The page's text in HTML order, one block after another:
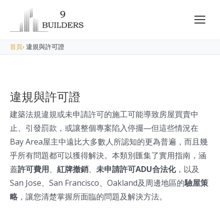
首頁› 違規與許可證
違規與許可證
建築法規違規或未申請許可的施工可能導致房屋買賣中
止、引發罰款，或讓整個專案陷入停擺—但這些情況在
Bay Area屋主中遠比大多數人所認知的更為普遍，而且幾
乎所有問題都可以獲得解決。本類別匯集了實用指南，涵
蓋許可費用、 紅牌撤銷、 未申請許可ADU合法化，以及
San Jose、San Francisco、Oakland及周邊地區的驗屋策
略 ，讓您清楚掌握所面臨的問題及解決方法。